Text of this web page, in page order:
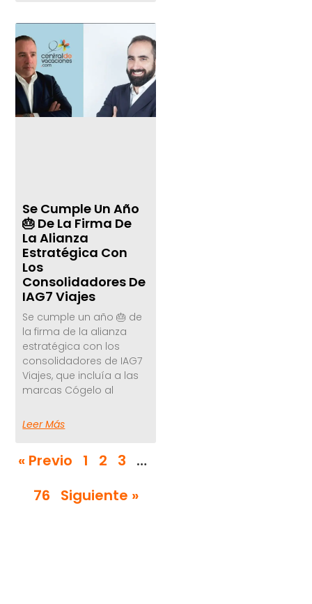
Se Cumple Un Año
🎂 De La Firma De
La Alianza
Estratégica Con
Los
Consolidadores De
IAG7 Viajes
Se cumple un año 🎂 de
la firma de la alianza
estratégica con los
consolidadores de IAG7
Viajes, que incluía a las
marcas Cógelo al
Leer Más
« Previo 1 2 3
…
76
Siguiente »